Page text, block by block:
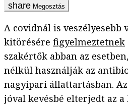
Megosztás
A covidnál is veszélyesebb
kitörésére figyelmeztetnek
szakértők abban az
nélkül használják az
nagyipari állattartásban.
jóval kevésbé elterjedt az